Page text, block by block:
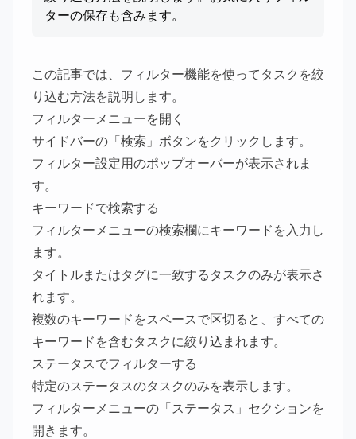
ターの保存も含みます。
この記事では、フィルター機能を使ってタスクを絞
り込む方法を説明します。
フィルターメニューを開く
サイドバーの「検索」ボタンをクリックします。
フィルター設定用のポップオーバーが表示されま
す。
キーワードで検索する
フィルターメニューの検索欄にキーワードを入力し
ます。
タイトルまたはタグに一致するタスクのみが表示さ
れます。
複数のキーワードをスペースで区切ると、すべての
キーワードを含むタスクに絞り込まれます。
ステータスでフィルターする
特定のステータスのタスクのみを表示します。
フィルターメニューの「ステータス」セクションを
開きます。